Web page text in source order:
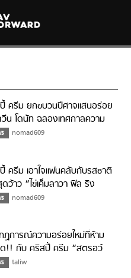
ครีม ยกขบวนปีศาจแสนอร่อย
วีน โดนัท ฉลองเทศกาลความ
nomad609
ครีม เอาใจแฟนคลับกับรสชาติ
ดว้าว “ไข่เค็มลาวา ฟิล ริง
” nomad609
ฏการณ์ความอร่อยใหม่ที่ห้าม
!! กับ คริสปี้ ครีม “สตรอว์
ฟิล ริงส์ โดนัท”
taliw